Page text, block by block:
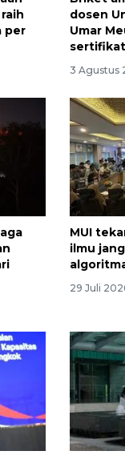
per
dosen
Umar
3 Agustus
MUI
ilmu
29 Juli
Ekonomi
tumbuh 5,29
2026-08-06 18:45:00